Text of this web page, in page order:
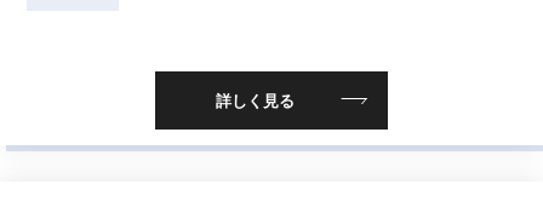
詳しく見る